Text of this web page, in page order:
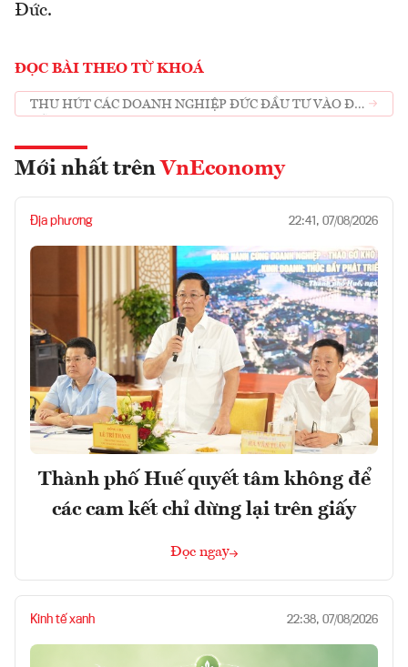
Đức.
ĐỌC BÀI THEO TỪ KHOÁ
THU HÚT CÁC DOANH NGHIỆP ĐỨC ĐẦU TƯ VÀO ĐÀ
Mới nhất trên VnEconomy
Địa phương 22:41, 07/08/2026
Thành phố Huế quyết tâm không để
các cam kết chỉ dừng lại trên giấy
Đọc ngay
Kinh tế xanh 22:38, 07/08/2026